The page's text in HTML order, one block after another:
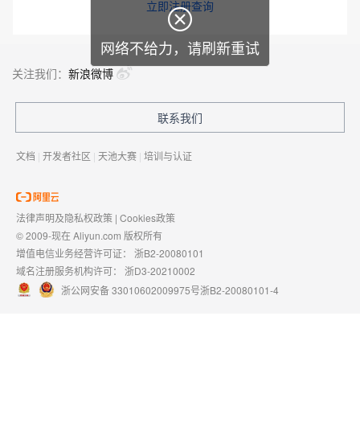
立即注册查询
关注我们： 新浪微博
联系我们
文档 | 开发者社区 | 天池大赛 | 培训与认证
法律声明及隐私权政策 | Cookies政策
© 2009-现在 Aliyun.com 版权所有
增值电信业务经营许可证： 浙B2-20080101
域名注册服务机构许可： 浙D3-20210002
浙公网安备 33010602009975号浙B2-20080101-4

网络不给力，请刷新重试